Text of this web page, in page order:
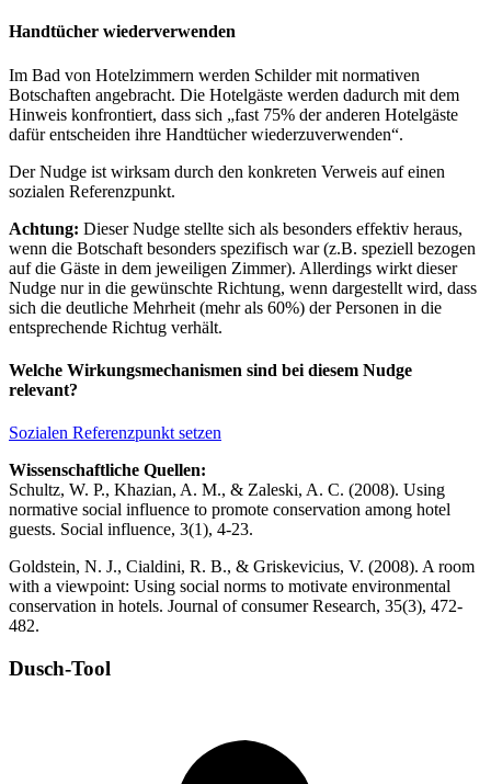
Handtücher wiederverwenden
Im Bad von Hotelzimmern werden Schilder mit normativen
Botschaften angebracht. Die Hotelgäste werden dadurch mit dem
Hinweis konfrontiert, dass sich „fast 75% der anderen Hotelgäste
dafür entscheiden ihre Handtücher wiederzuverwenden“.
Der Nudge ist wirksam durch den konkreten Verweis auf einen
sozialen Referenzpunkt.
Achtung: Dieser Nudge stellte sich als besonders effektiv heraus,
wenn die Botschaft besonders spezifisch war (z.B. speziell bezogen
auf die Gäste in dem jeweiligen Zimmer). Allerdings wirkt dieser
Nudge nur in die gewünschte Richtung, wenn dargestellt wird, dass
sich die deutliche Mehrheit (mehr als 60%) der Personen in die
entsprechende Richtug verhält.
Welche Wirkungsmechanismen sind bei diesem Nudge
relevant?
Sozialen Referenzpunkt setzen
Wissenschaftliche Quellen:
Schultz, W. P., Khazian, A. M., & Zaleski, A. C. (2008). Using
normative social influence to promote conservation among hotel
guests. Social influence, 3(1), 4-23.
Goldstein, N. J., Cialdini, R. B., & Griskevicius, V. (2008). A room
with a viewpoint: Using social norms to motivate environmental
conservation in hotels. Journal of consumer Research, 35(3), 472-
482.
Dusch-Tool